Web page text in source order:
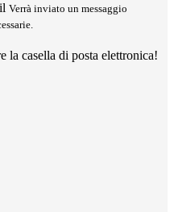
Verrà inviato un messaggio
la casella di posta elettronica!